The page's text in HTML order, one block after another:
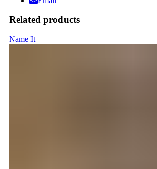
Related products
Name It